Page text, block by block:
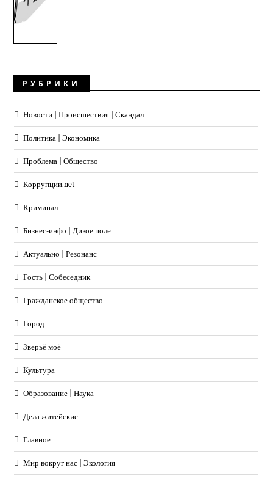
РУБРИКИ
Новости | Происшествия | Скандал
Политика | Экономика
Проблема | Общество
Коррупции.net
Криминал
Бизнес-инфо | Дикое поле
Актуально | Резонанс
Гость | Собеседник
Гражданское общество
Город
Зверьё моё
Культура
Образование | Наука
Дела житейские
Главное
Мир вокруг нас | Экология